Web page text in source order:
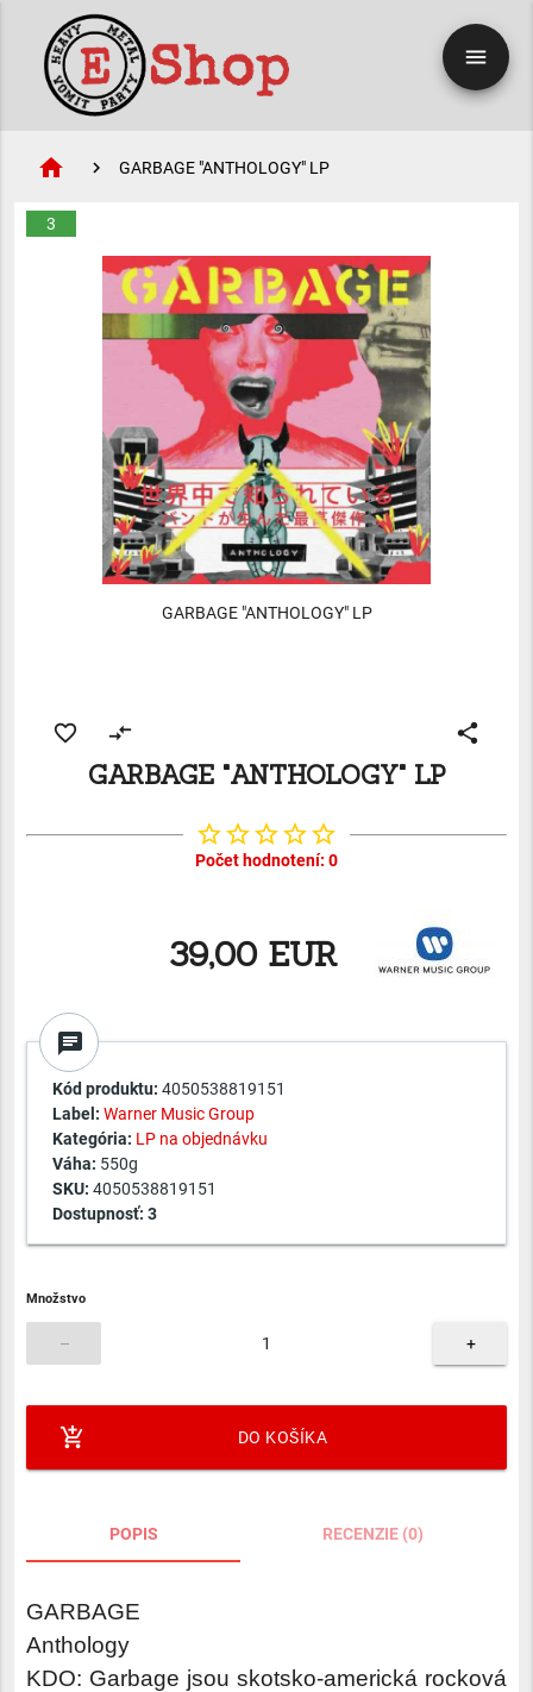
menu
home GARBAGE "ANTHOLOGY" LP
3
GARBAGE "ANTHOLOGY" LP
favorite_border compare_arrows share
GARBAGE "ANTHOLOGY" LP
star_borderstar_borderstar_borderstar_borderstar_border
Počet hodnotení: 0
39,00 EUR
chat
Kód produktu: 4050538819151
Label: Warner Music Group
Kategória: LP na objednávku
Váha: 550g
SKU: 4050538819151
Dostupnosť: 3
Množstvo
– +
add_shopping_cart DO KOŠÍKA
POPIS RECENZIE (0)
GARBAGE
Anthology
KDO: Garbage jsou skotsko-americká rocková